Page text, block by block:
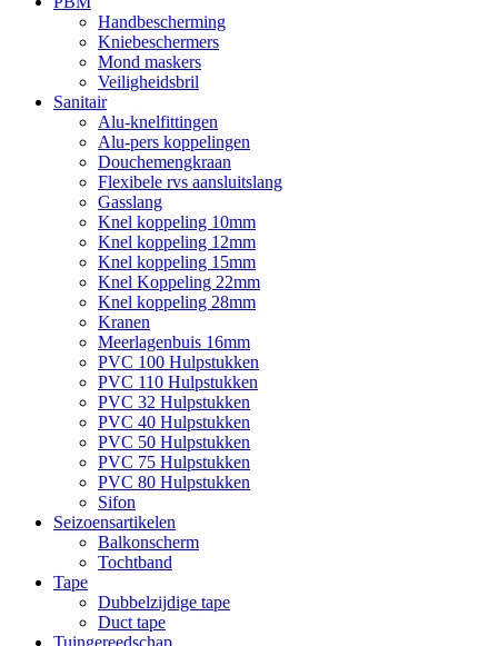
Handbescherming
Kniebeschermers
Mond maskers
Veiligheidsbril
Sanitair
Alu-knelfittingen
Alu-pers koppelingen
Douchemengkraan
Flexibele rvs aansluitslang
Gasslang
Knel koppeling 10mm
Knel koppeling 12mm
Knel koppeling 15mm
Knel Koppeling 22mm
Knel koppeling 28mm
Kranen
Meerlagenbuis 16mm
PVC 100 Hulpstukken
PVC 110 Hulpstukken
PVC 32 Hulpstukken
PVC 40 Hulpstukken
PVC 50 Hulpstukken
PVC 75 Hulpstukken
PVC 80 Hulpstukken
Sifon
Seizoensartikelen
Balkonscherm
Tochtband
Tape
Dubbelzijdige tape
Duct tape